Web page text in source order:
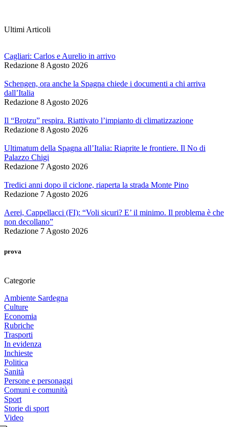
Ultimi Articoli
Cagliari: Carlos e Aurelio in arrivo
Redazione 8 Agosto 2026
Schengen, ora anche la Spagna chiede i documenti a chi arriva
dall’Italia
Redazione 8 Agosto 2026
Il “Brotzu” respira. Riattivato l’impianto di climatizzazione
Redazione 8 Agosto 2026
Ultimatum della Spagna all’Italia: Riaprite le frontiere. Il No di
Palazzo Chigi
Redazione 7 Agosto 2026
Tredici anni dopo il ciclone, riaperta la strada Monte Pino
Redazione 7 Agosto 2026
Aerei, Cappellacci (FI): “Voli sicuri? E’ il minimo. Il problema è che
non decollano”
Redazione 7 Agosto 2026
prova
Categorie
Ambiente Sardegna
Culture
Economia
Rubriche
Trasporti
In evidenza
Inchieste
Politica
Sanità
Persone e personaggi
Comuni e comunità
Sport
Storie di sport
Video